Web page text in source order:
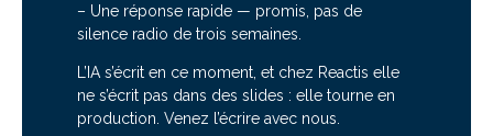
– Une réponse rapide — promis, pas de
silence radio de trois semaines.
L’IA s’écrit en ce moment, et chez Reactis elle
ne s’écrit pas dans des slides : elle tourne en
production. Venez l’écrire avec nous.